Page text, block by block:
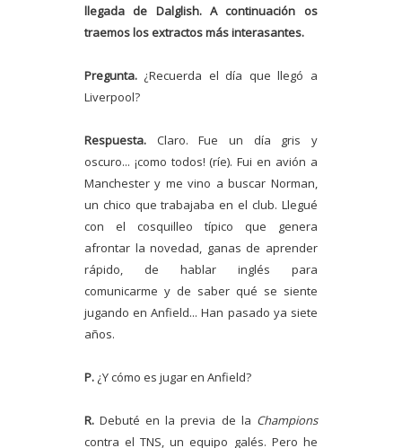
llegada de Dalglish. A continuación os
traemos los extractos más interasantes.
Pregunta. ¿Recuerda el día que llegó a
Liverpool?
Respuesta. Claro. Fue un día gris y
oscuro... ¡como todos! (ríe). Fui en avión a
Manchester y me vino a buscar Norman,
un chico que trabajaba en el club. Llegué
con el cosquilleo típico que genera
afrontar la novedad, ganas de aprender
rápido, de hablar inglés para
comunicarme y de saber qué se siente
jugando en Anfield... Han pasado ya siete
años.
P. ¿Y cómo es jugar en Anfield?
R. Debuté en la previa de la Champions
contra el TNS, un equipo galés. Pero he